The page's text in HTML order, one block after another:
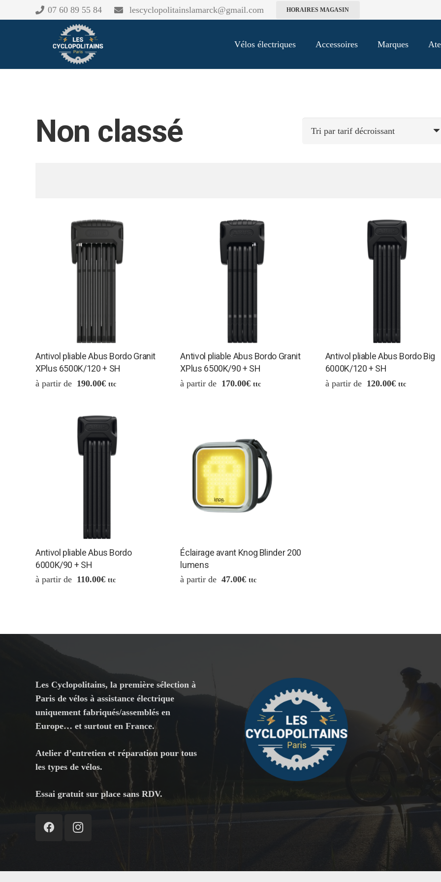
07 60 89 55 84 lescyclopolitainslamarck@gmail.com HORAIRES MAGASIN
Vélos électriques Accessoires Marques
Non classé
Antivol pliable Abus Bordo Granit
XPlus 6500K/120 + SH
190.00€ ttc
Antivol pliable Abus Bordo Granit
XPlus 6500K/90 + SH
170.00€ ttc
Antivol pliable Abus Bordo Big
6000K/120 + SH
120.00€ ttc
Antivol pliable Abus Bordo
6000K/90 + SH
110.00€ ttc
Éclairage avant Knog Blinder 200
lumens
47.00€ ttc
Les Cyclopolitains, la première sélection à
Paris de vélos à assistance électrique
uniquement fabriqués/assemblés en
Europe… et surtout en France.
Atelier d’entretien et réparation pour tous
les types de vélos.
Essai gratuit sur place sans RDV.